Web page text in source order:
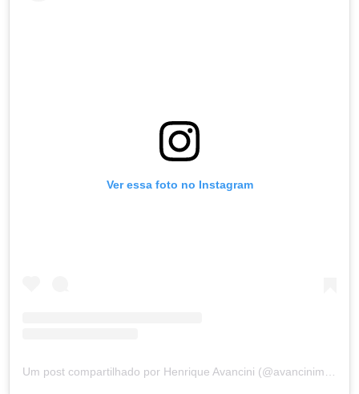
Ver essa foto no Instagram